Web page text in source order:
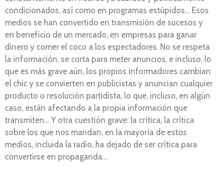
condicionados, así como en programas estúpidos… Esos
medios se han convertido en transmisión de sucesos y
en beneficio de un mercado, en empresas para ganar
dinero y comer el coco a los espectadores. No se respeta
la información, se corta para meter anuncios, e incluso, lo
que es más grave aún, los propios informadores cambian
el chic y se convierten en publicistas y anuncian cualquier
producto o resolución partidista, lo que, incluso, en algún
caso, están afectando a la propia información que
transmiten… Y otra cuestión grave: la crítica, la crítica
sobre los que nos mandan, en la mayoría de estos
medios, incluida la radio, ha dejado de ser crítica para
convertirse en propaganda…